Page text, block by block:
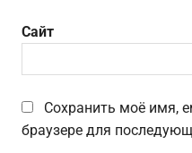
Сайт
Сохранить моё имя,
браузере для